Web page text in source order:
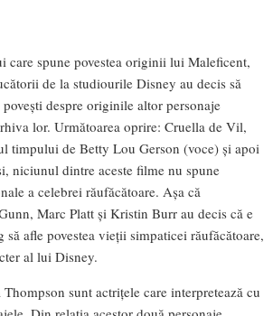
care spune povestea originii lui Maleficent,
de la studiourile Disney au decis să
despre originile altor personaje
lor. Următoarea oprire: Cruella de Vil,
timpului de Betty Lou Gerson (voce) și apoi
niciunul dintre aceste filme nu spune
a celebrei răufăcătoare. Așa că
Marc Platt și Kristin Burr au decis că e
afle povestea vieții simpaticei răufăcătoare,
al lui Disney.
sunt actrițele care interpretează cu